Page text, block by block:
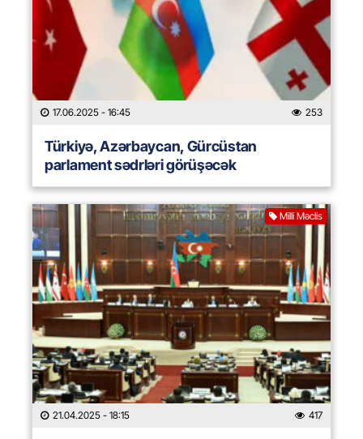
17.06.2025 - 16:45 253
Türkiyə, Azərbaycan, Gürcüstan
parlament sədrləri görüşəcək
Milli Məclis
21.04.2025 - 18:15 417